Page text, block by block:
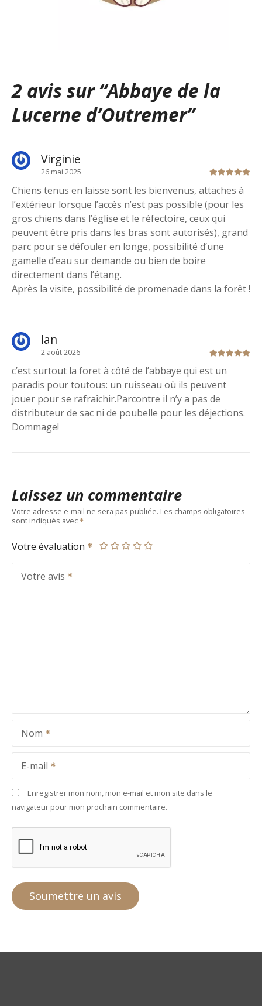
2 avis sur “Abbaye de la
Lucerne d’Outremer”
Virginie
26 mai 2025
Chiens tenus en laisse sont les bienvenus, attaches à
l’extérieur lorsque l’accès n’est pas possible (pour les
gros chiens dans l’église et le réfectoire, ceux qui
peuvent être pris dans les bras sont autorisés), grand
parc pour se défouler en longe, possibilité d’une
gamelle d’eau sur demande ou bien de boire
directement dans l’étang.
Après la visite, possibilité de promenade dans la forêt !
lan
2 août 2026
c’est surtout la foret à côté de l’abbaye qui est un
paradis pour toutous: un ruisseau où ils peuvent
jouer pour se rafraîchir.Parcontre il n’y a pas de
distributeur de sac ni de poubelle pour les déjections.
Dommage!
Laissez un commentaire
Votre adresse e-mail ne sera pas publiée. Les champs obligatoires
sont indiqués avec
Votre évaluation
Votre avis
Nom
E-mail
Enregistrer mon nom, mon e-mail et mon site dans le
navigateur pour mon prochain commentaire.